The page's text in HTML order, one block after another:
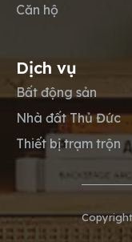
Căn hộ
Dịch vụ
Bất động sản
Nhà đất Thủ Đức
Thiết bị trạm trộn